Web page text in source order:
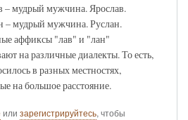
– мудрый мужчина. Ярослав.
– мудрый мужчина. Руслан.
аффиксы "лав" и "лан"
на различные диалекты. То есть,
в разных местностях,
на большое расстояние.
или зарегистрируйтесь, чтобы